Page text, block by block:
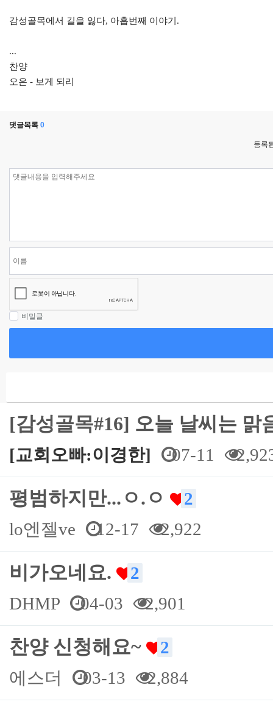
감성골목에서 길을 잃다, 아홉번째 이야기.
...
찬양
오은 - 보게 되리
댓글목록 0
등록
비밀글
[감성골목#16] 오늘 날씨는 맑
[교회오빠:이경한] 07-11
평범하지만...ㅇ.ㅇ
2
lo엔젤ve
12-17 2,922
비가오네요.
2
DHMP
04-03 2,901
찬양 신청해요~
2
에스더
03-13 2,884